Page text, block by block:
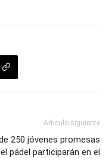
Artículo siguiente
250 jóvenes promesas
pádel participarán en el